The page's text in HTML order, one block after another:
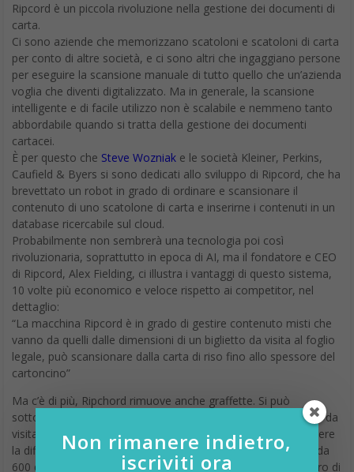
Ripcord è un piccola rivoluzione nella gestione dei documenti di
carta.
Ci sono aziende che memorizzano scatoloni e scatoloni di carta
per conto di altre società, e ci sono altri che ingaggiano persone
per eseguire la scansione manuale di tutto quello che un’azienda
voglia che diventi digitalizzato. Ma in generale, la scansione
intelligente e di facile utilizzo non è scalabile e nemmeno tanto
abbordabile quando si tratta della gestione dei documenti
cartacei.
È per questo che Steve Wozniak e le società Kleiner, Perkins,
Caufield & Byers si sono dedicati allo sviluppo di Ripcord, che ha
brevettato un robot in grado di ordinare e scansionare il
contenuto di uno scatolone di carta e inserirne i contenuti in un
database ricercabile sul cloud.
Probabilmente non sembrerà una tecnologia poi così
rivoluzionaria, soprattutto in epoca di AI, ma il fondatore e CEO
di Ripcord, Alex Fielding, ci illustra i vantaggi di questo sistema,
10 volte più economico e veloce rispetto ai competitor, nel
dettaglio:
“La macchina Ripcord è in grado di gestire contenuto misti che
vanno da quelli dalle dimensioni di un biglietto da visita al foglio
legale, può scansionare dalla carta di riso fino allo spessore del
cartoncino”
Ma c’è di più, Ripchord rimuove anche graffette. Si può
sottoporre a Ripcord una scatola piena di moduli HR, biglietti da
visita e bolle di spedizione, e il sistema non sa solo riconoscere
la differenza tra loro, ma li scansionerà con una risoluzione da
600 dpi e li ordinerà nel database del cloud di Amazon nel giro di
Non rimanere indietro,
iscriviti ora